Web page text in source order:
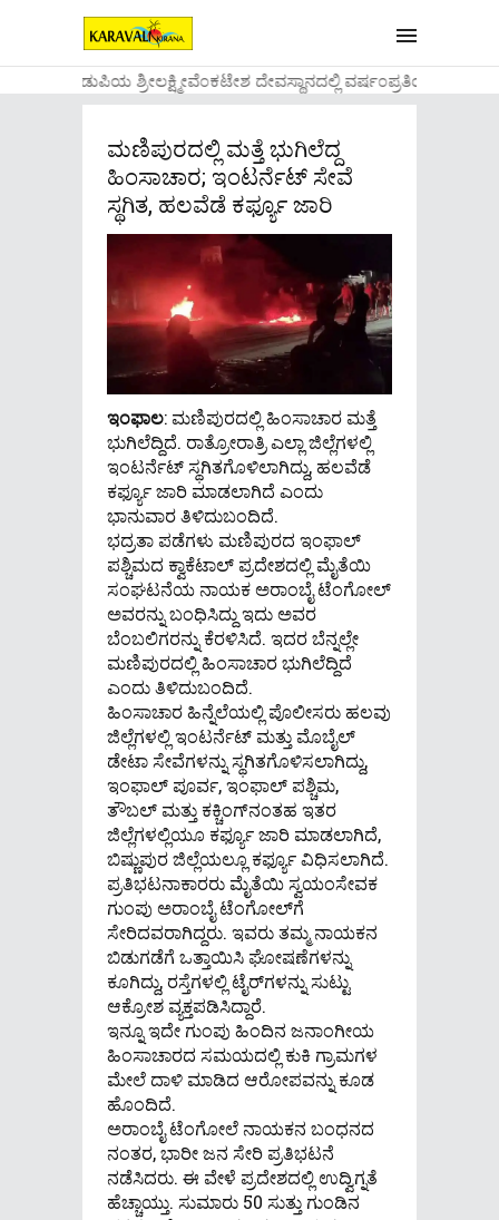
....ಉಡುಪಿಯ ಶ್ರೀಲಕ್ಷ್ಮೀವೆ೦ಕಟೇಶ ದೇವಸ್ಥಾನದಲ್ಲಿ ವರ್ಷ೦ಪ್ರತಿಯ
ಮಣಿಪುರದಲ್ಲಿ ಮತ್ತೆ ಭುಗಿಲೆದ್ದ
ಹಿಂಸಾಚಾರ; ಇಂಟರ್ನೆಟ್ ಸೇವೆ
ಸ್ಥಗಿತ, ಹಲವೆಡೆ ಕರ್ಫ್ಯೂ ಜಾರಿ
ಇಂಫಾಲ: ಮಣಿಪುರದಲ್ಲಿ ಹಿಂಸಾಚಾರ ಮತ್ತೆ
ಭುಗಿಲೆದ್ದಿದೆ. ರಾತ್ರೋರಾತ್ರಿ ಎಲ್ಲಾ ಜಿಲ್ಲೆಗಳಲ್ಲಿ
ಇಂಟರ್ನೆಟ್​​ ಸ್ಥಗಿತಗೊಳಿಲಾಗಿದ್ದು, ಹಲವೆಡೆ
ಕರ್ಫ್ಯೂ ಜಾರಿ ಮಾಡಲಾಗಿದೆ ಎಂದು
ಭಾನುವಾರ ತಿಳಿದುಬಂದಿದೆ.
ಭದ್ರತಾ ಪಡೆಗಳು ಮಣಿಪುರದ ಇಂಫಾಲ್
ಪಶ್ಚಿಮದ ಕ್ವಾಕೆಟಾಲ್ ಪ್ರದೇಶದಲ್ಲಿ ಮೈತೆಯಿ
ಸಂಘಟನೆಯ ನಾಯಕ ಅರಾಂಬೈ ಟೆಂಗೋಲ್
ಅವರನ್ನು ಬಂಧಿಸಿದ್ದು ಇದು ಅವರ
ಬೆಂಬಲಿಗರನ್ನು ಕೆರಳಿಸಿದೆ. ಇದರ ಬೆನ್ನಲ್ಲೇ
ಮಣಿಪುರದಲ್ಲಿ ಹಿಂಸಾಚಾರ ಭುಗಿಲೆದ್ದಿದೆ
ಎಂದು ತಿಳಿದುಬಂದಿದೆ.
ಹಿಂಸಾಚಾರ ಹಿನ್ನೆಲೆಯಲ್ಲಿ ಪೊಲೀಸರು ಹಲವು
ಜಿಲ್ಲೆಗಳಲ್ಲಿ ಇಂಟರ್ನೆಟ್ ಮತ್ತು ಮೊಬೈಲ್
ಡೇಟಾ ಸೇವೆಗಳನ್ನು ಸ್ಥಗಿತಗೊಳಿಸಲಾಗಿದ್ದು,
ಇಂಫಾಲ್ ಪೂರ್ವ, ಇಂಫಾಲ್ ಪಶ್ಚಿಮ,
ತೌಬಲ್ ಮತ್ತು ಕಕ್ಚಿಂಗ್‌ನಂತಹ ಇತರ
ಜಿಲ್ಲೆಗಳಲ್ಲಿಯೂ ಕರ್ಫ್ಯೂ ಜಾರಿ ಮಾಡಲಾಗಿದೆ,
ಬಿಷ್ಣುಪುರ ಜಿಲ್ಲೆಯಲ್ಲೂ ಕರ್ಫ್ಯೂ ವಿಧಿಸಲಾಗಿದೆ.
ಪ್ರತಿಭಟನಾಕಾರರು ಮೈತೆಯಿ ಸ್ವಯಂಸೇವಕ
ಗುಂಪು ಅರಾಂಬೈ ಟೆಂಗೋಲ್‌ಗೆ
ಸೇರಿದವರಾಗಿದ್ದರು. ಇವರು ತಮ್ಮ ನಾಯಕನ
ಬಿಡುಗಡೆಗೆ ಒತ್ತಾಯಿಸಿ ಘೋಷಣೆಗಳನ್ನು
ಕೂಗಿದ್ದು, ರಸ್ತೆಗಳಲ್ಲಿ ಟೈರ್‌ಗಳನ್ನು ಸುಟ್ಟು
ಆಕ್ರೋಶ ವ್ಯಕ್ತಪಡಿಸಿದ್ದಾರೆ.
ಇನ್ನೂ ಇದೇ ಗುಂಪು ಹಿಂದಿನ ಜನಾಂಗೀಯ
ಹಿಂಸಾಚಾರದ ಸಮಯದಲ್ಲಿ ಕುಕಿ ಗ್ರಾಮಗಳ
ಮೇಲೆ ದಾಳಿ ಮಾಡಿದ ಆರೋಪವನ್ನು ಕೂಡ
ಹೊಂದಿದೆ.
ಅರಾಂಬೈ ಟೆಂಗೋಲೆ ನಾಯಕನ ಬಂಧನದ
ನಂತರ, ಭಾರೀ ಜನ ಸೇರಿ ಪ್ರತಿಭಟನೆ
ನಡೆಸಿದರು. ಈ ವೇಳೆ ಪ್ರದೇಶದಲ್ಲಿ ಉದ್ವಿಗ್ನತೆ
ಹೆಚ್ಚಾಯ್ತು. ಸುಮಾರು 50 ಸುತ್ತು ಗುಂಡಿನ